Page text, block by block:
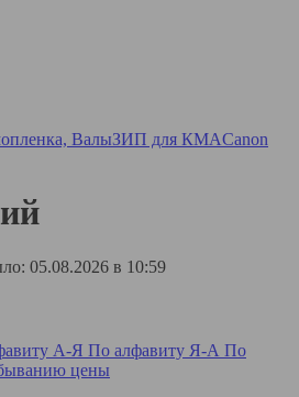
ВалыЗИП для КМАCanon
05.08.2026 в 10:59
А-Я По алфавиту Я-А По
цены